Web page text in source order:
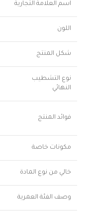
اسم العلامة التجارية
اللون
شكل المنتج
نوع التشطيب
النهائي
فوائد المنتج
مكونات خاصة
خالي من نوع المادة
وصف الفئة العمرية